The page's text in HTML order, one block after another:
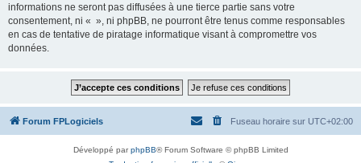
informations ne seront pas diffusées à une tierce partie sans votre
consentement, ni « », ni phpBB, ne pourront être tenus comme responsables
en cas de tentative de piratage informatique visant à compromettre vos
données.
Forum FPLogiciels Fuseau horaire sur UTC+02:00
Développé parphpBB® Forum Software © phpBB Limited